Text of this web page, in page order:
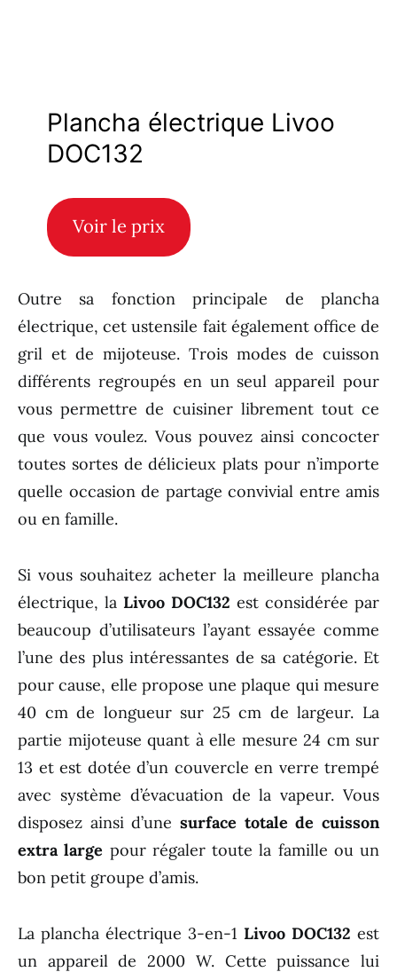
Plancha électrique Livoo
DOC132
Voir le prix
Outre sa fonction principale de plancha
électrique, cet ustensile fait également office de
gril et de mijoteuse. Trois modes de cuisson
différents regroupés en un seul appareil pour
vous permettre de cuisiner librement tout ce
que vous voulez. Vous pouvez ainsi concocter
toutes sortes de délicieux plats pour n’importe
quelle occasion de partage convivial entre amis
ou en famille.
Si vous souhaitez acheter la meilleure plancha
électrique, la Livoo DOC132 est considérée par
beaucoup d’utilisateurs l’ayant essayée comme
l’une des plus intéressantes de sa catégorie. Et
pour cause, elle propose une plaque qui mesure
40 cm de longueur sur 25 cm de largeur. La
partie mijoteuse quant à elle mesure 24 cm sur
13 et est dotée d’un couvercle en verre trempé
avec système d’évacuation de la vapeur. Vous
disposez ainsi d’une surface totale de cuisson
extra large pour régaler toute la famille ou un
bon petit groupe d’amis.
La plancha électrique 3-en-1 Livoo DOC132 est
un appareil de 2000 W. Cette puissance lui